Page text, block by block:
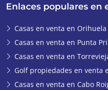
Enlaces populares en
Casas en venta en Orihuela
Casas en venta en Punta
Casas en venta en
Golf propiedades en venta
Casas en venta en Cabo